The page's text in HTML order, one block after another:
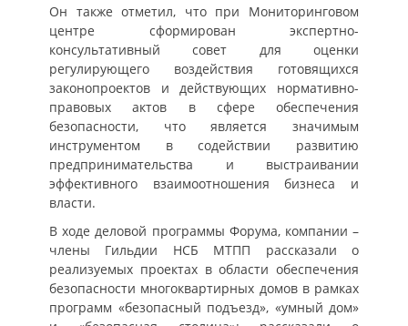
Он также отметил, что при Мониторинговом
центре сформирован экспертно-
консультативный совет для оценки
регулирующего воздействия готовящихся
законопроектов и действующих нормативно-
правовых актов в сфере обеспечения
безопасности, что является значимым
инструментом в содействии развитию
предпринимательства и выстраивании
эффективного взаимоотношения бизнеса и
власти.
В ходе деловой программы Форума, компании –
члены Гильдии НСБ МТПП рассказали о
реализуемых проектах в области обеспечения
безопасности многоквартирных домов в рамках
программ «безопасный подъезд», «умный дом»